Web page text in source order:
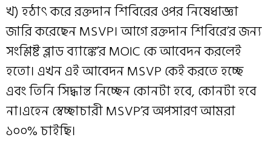
খ) হঠাৎ করে রক্তদান শিবিরের ওপর নিষেধাজ্ঞা
জারি করেছেন MSVP। আগে রক্তদান শিবিরে’র জন্য
সংশ্লিষ্ট ব্লাড ব্যাঙ্কে’র MOIC কে আবেদন করলেই
হতো। এখন এই আবেদন MSVP কেই করতে হচ্ছে
এবং তিনি সিদ্ধান্ত নিচ্ছেন কোনটা হবে, কোনটা হবে
না।এহেন স্বেচ্ছাচারী MSVP’র অপসারণ আমরা
১০০% চাইছি।